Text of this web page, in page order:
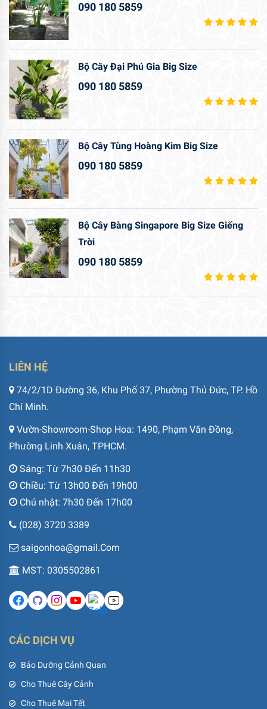
090 180 5859
Bộ Cây Đại Phú Gia Big Size
090 180 5859
Bộ Cây Tùng Hoàng Kim Big Size
090 180 5859
Bộ Cây Bàng Singapore Big Size Giếng
Trời
090 180 5859
LIÊN HỆ
74/2/1D Đường 36, Khu Phố 37, Phường Thủ Đức, TP. Hồ
Chí Minh.
Vườn-Showroom-Shop Hoa: 1490, Phạm Văn Đồng,
Phường Linh Xuân, TPHCM.
Sáng: Từ 7h30 Đến 11h30
Chiều: Từ 13h00 Đến 19h00
Chủ nhật: 7h30 Đến 17h00
(028) 3720 3389
saigonhoa@gmail.Com
MST: 0305502861
CÁC DỊCH VỤ
Bảo Dưỡng Cảnh Quan
Cho Thuê Cây Cảnh
Cho Thuê Mai Tết